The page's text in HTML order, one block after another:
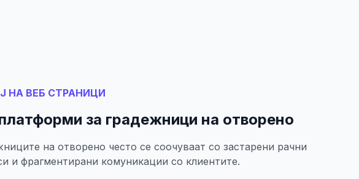
НА ВЕБ СТРАНИЦИ
за градежници на отворено
на отворено често се соочуваат со застарени рачни
и фрагментирани комуникации со клиентите.